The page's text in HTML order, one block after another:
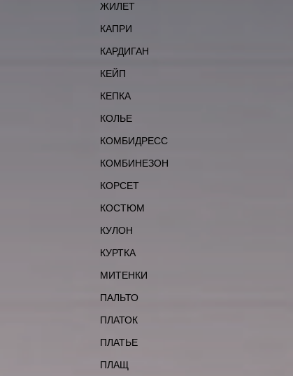
ЖИЛЕТ
КАПРИ
КАРДИГАН
КЕЙП
КЕПКА
КОЛЬЕ
КОМБИДРЕСС
КОМБИНЕЗОН
КОРСЕТ
КОСТЮМ
КУЛОН
КУРТКА
МИТЕНКИ
ПАЛЬТО
ПЛАТОК
ПЛАТЬЕ
ПЛАЩ